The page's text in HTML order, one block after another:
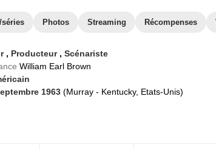
Photos Streaming Récompenses
, Producteur , Scénariste
William Earl Brown
1963 (Murray - Kentucky, Etats-Unis)